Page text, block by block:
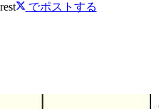
でポストする